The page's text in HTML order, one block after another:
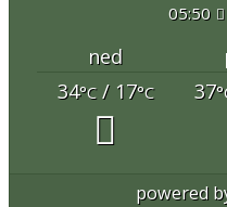
05:50
ned
34°C/ 17°C 37
powered